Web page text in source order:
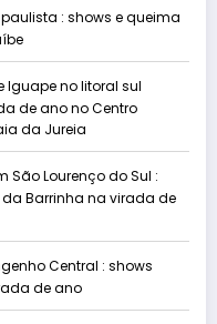
paulista : shows e queima
Iguape no litoral sul
de ano no Centro
da Jureia
São Lourenço do Sul :
Barrinha na virada de
Central : shows
de ano